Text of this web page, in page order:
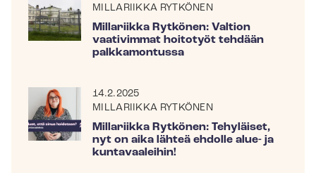
MILLARIIKKA RYTKÖNEN
Millariikka Rytkönen: Valtion
vaativimmat hoitotyöt tehdään
palkkamontussa
14.2.2025
MILLARIIKKA RYTKÖNEN
Millariikka Rytkönen: Tehyläiset,
nyt on aika lähteä ehdolle alue- ja
kuntavaaleihin!